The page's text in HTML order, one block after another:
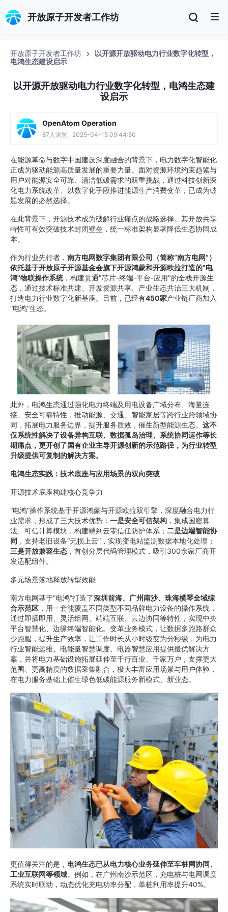
开放原子开发者工作坊
开放原子开发者工作坊
以开源开放驱动电力行业数字化转型，
电鸿生态建设启示
以开源开放驱动电力行业数字化转型，电鸿生态建
设启示
OpenAtom Operation
87人浏览 · 2025-04-15 09:44:50
在能源革命与数字中国建设深度融合的背景下，电力数字化智能化
正成为驱动能源高质量发展的重要力量。面对资源环境约束趋紧与
用户对能源安全可靠、清洁低碳需求的双重挑战，通过科技创新深
化电力系统改革、以数字化手段推进能源生产消费变革，已成为破
题发展的必然选择。
在此背景下，开源技术成为破解行业痛点的战略选择。其开放共享
特性可有效突破技术封闭壁垒，统一标准架构显著降低生态协同成
本。
作为行业先行者， 南方电网数字集团有限公司（简称“南方电网”）
依托基于开放原子开源基金会旗下开源鸿蒙和开源欧拉打造的"电
鸿"物联操作系统，构建贯通"芯片-终端-平台-应用"的全栈开源生
态，通过技术标准共建、开发资源共享、产业生态共治三大机制，
打造电力行业数字化新基座。目前，已经有450家产业链厂商加入
“电鸿”生态。
此外，电鸿生态通过强化电力终端及用电设备广域分布、海量连
接、安全可靠特性，推动能源、交通、智能家居等跨行业跨领域协
同，拓展电力服务边界，提升服务质效，催生新型能源生态。 这不
仅系统性解决了设备异构互联、数据孤岛治理、系统协同运作等长
期痛点，更开创了国有企业主导开源创新的示范路径，为行业转型
升级提供可复制的解决方案。
电鸿生态实践：技术底座与应用场景的双向突破
开源技术底座构建核心竞争力
“电鸿”操作系统基于开源鸿蒙与开源欧拉双引擎，深度融合电力行
业需求，形成了三大技术优势： 一是安全可信架构 ，集成国密算
法、可信计算模块，构建端到云零信任防护体系； 二是边端智能协
同 ，支持老旧设备“无损上云”，实现变电站监测数据本地化处理；
三是开放兼容生态 ，首创分层代码管理模式，吸引300余家厂商开
发适配组件。
多元场景落地释放转型效能
南方电网基于“电鸿”打造了深圳前海、广州南沙、珠海横琴全域综
合示范区 ，用一套能覆盖不同类型不同品牌电力设备的操作系统，
通过即插即用、灵活组网、端端互联、云边协同等特性，实现中央
平台智慧化、边缘终端智能化。变革业务模式，让数据多跑路群众
少跑腿，提升生产效率，让工作时长从小时级变为分秒级，为电力
行业智能运维、电能量智慧调度、电器智慧应用提供最优解决方
案，并将电力基础设施拓展延伸至千行百业、千家万户，支撑更大
范围、更高精度的数据采集融合，极大丰富应用场景与用户体验，
在电力服务基础上催生绿色低碳能源服务新模式、新业态。
更值得关注的是， 电鸿生态已从电力核心业务延伸至车桩网协同、
工业互联网等领域。例如，在广州南沙示范区，充电桩与电网调度
系统实时联动，动态优化充电功率分配，单桩利用率提升40%。